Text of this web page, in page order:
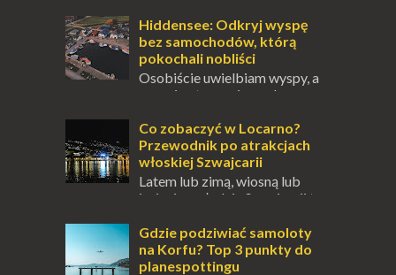
przetrwania lub romantycznym życiem. Dla
innych to nieustanne przebywanie z B...
Hiddensee: Odkryj wyspę
bez samochodów, którą
pokochali nobliści
Osobiście uwielbiam wyspy, a
uczucie otoczenia wodą
pośrodku Bałtyku? To zawsze brzmi jak
doskonał...
Co zobaczyć w Locarno?
Przewodnik po atrakcjach
włoskiej Szwajcarii
Latem lub zimą, wiosną lub
jesienią, południe Szwajcarii to
odwiedzić. Moja zimowa podróż do
Locarno gwara...
Gdzie podziwiać samoloty
na Korfu? Top 3 punkty do
planespottingu